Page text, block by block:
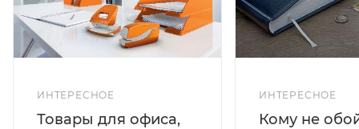
ИНТЕРЕСНОЕ
Товары для офиса,
ИНТЕРЕСНОЕ
Кому не